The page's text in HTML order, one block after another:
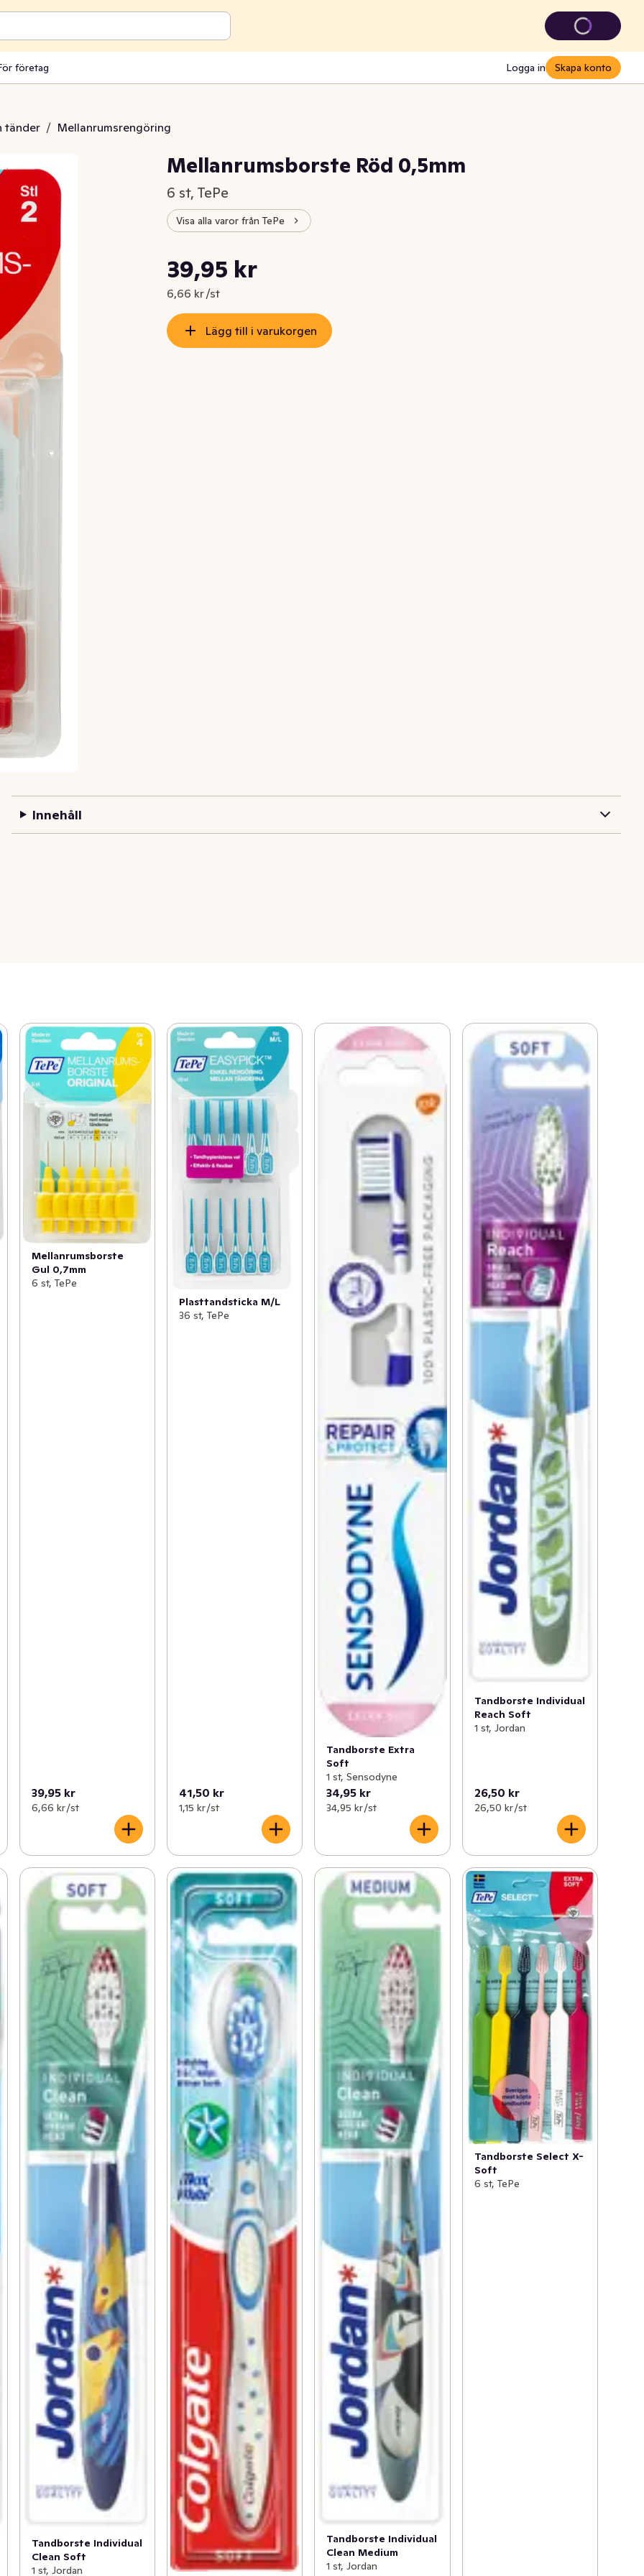
företag Logga in Skapa konto
tänder / Mellanrumsrengöring
Mellanrumsborste Röd 0,5mm
6 st, TePe
Visa alla varor från TePe
Nuvarande pris är: 39,95 kr
39,95 kr
6,66 kr /st
Styckpris: 6,66 kr /st
Lägg till i varukorgen
Innehåll
Mellanrumsborste
Gul 0,7mm
6 st, TePe
39,95 kr
6,66 kr /st
Plasttandsticka M/L
36 st, TePe
41,50 kr
1,15 kr /st
Tandborste Extra
Soft
1 st, Sensodyne
34,95 kr
34,95 kr /st
Tandborste Individual
Reach Soft
1 st, Jordan
26,50 kr
26,50 kr /st
Tandborste Individual
Clean Soft
1 st, Jordan
Tandborste Individual
Clean Medium
1 st, Jordan
Tandborste Select X-
Soft
6 st, TePe